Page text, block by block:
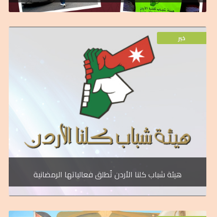
خبر
هيئة شباب كلنا الأردن تُطلق فعالياتها الرمضانية
خبر
أطلقت هيئة شباب كلنا الأردن، الذراع الشبابي لصندوق الملك عبد
الله الثاني للتنمية، سلسله متكاملة من الأنشطة والفعاليات
التطوعية والخيرية بمناسبة حلول شهر رمضان المبارك والتي
تحاكي هذا الشهر الفضيل. وتأتي هذه الفعاليات والمبادرات ضمن
سعي الهيئة المستمر لترسيخ روح المواطنة الفاعلة، وتعزيز أواصر
التكافل والتعاون المجتمعي في كافة محافظات المملكة.
محافظتهم.